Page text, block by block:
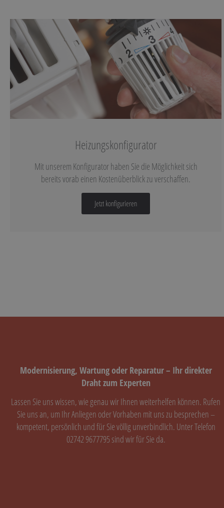
Heizungs­konfigurator
Mit unserem Konfigurator haben Sie die Möglichkeit sich
bereits vorab einen Kostenüberblick zu verschaffen.
Jetzt konfigurieren
Modernisierung, Wartung oder Reparatur – Ihr direkter
Draht zum Experten
Lassen Sie uns wissen, wie genau wir Ihnen weiterhelfen können. Rufen
Sie uns an, um Ihr Anliegen oder Vorhaben mit uns zu besprechen –
kompetent, persönlich und für Sie völlig unverbindlich. Unter Telefon
02742 9677795 sind wir für Sie da.